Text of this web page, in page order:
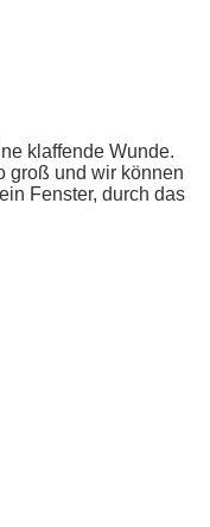
klaffende Wunde.
groß und wir können
Fenster, durch das